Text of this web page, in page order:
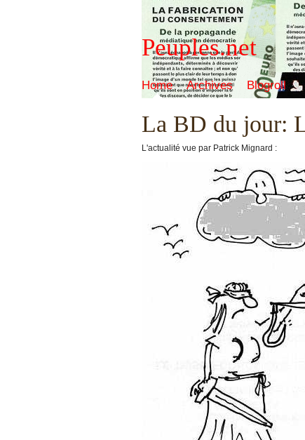
Peuples.net
Home Archives Blogroll
La BD du jour:
L'actualité vue par Patrick Mignard :